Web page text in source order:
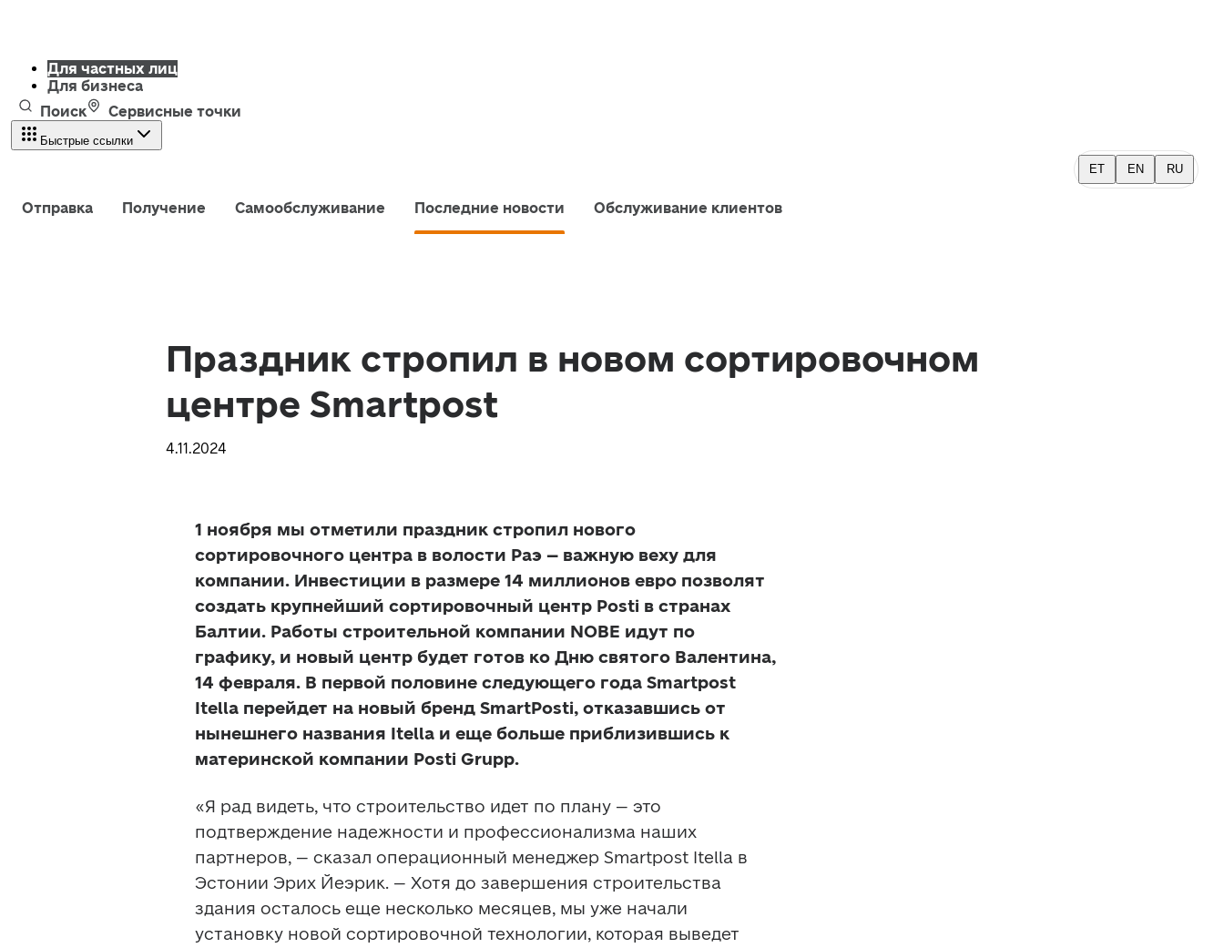
Для частных лиц
Для бизнеса
Поиск
Сервисные точки
Быстрые ссылки
ET EN RU
Отправка Получение Самообслуживание Последние новости Обслуживание клиентов
Праздник стропил в новом сортировочном
центре Smartpost
4.11.2024
1 ноября мы отметили праздник стропил нового
сортировочного центра в волости Раэ – важную веху для
компании. Инвестиции в размере 14 миллионов евро позволят
создать крупнейший сортировочный центр Posti в странах
Балтии. Работы строительной компании NOBE идут по
графику, и новый центр будет готов ко Дню святого Валентина,
14 февраля. В первой половине следующего года Smartpost
Itella перейдет на новый бренд SmartPosti, отказавшись от
нынешнего названия Itella и еще больше приблизившись к
материнской компании Posti Grupp.
«Я рад видеть, что строительство идет по плану – это
подтверждение надежности и профессионализма наших
партнеров, – сказал операционный менеджер Smartpost Itella в
Эстонии Эрих Йеэрик. – Хотя до завершения строительства
здания осталось еще несколько месяцев, мы уже начали
установку новой сортировочной технологии, которая выведет